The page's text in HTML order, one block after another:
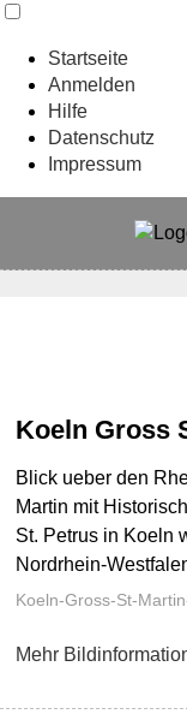
Startseite
Anmelden
Hilfe
Datenschutz
Impressum
Koeln Gross
Blick ueber den
Martin mit
St. Petrus in Koeln
Nordrhein-
Koeln-Gross-St-
Mehr